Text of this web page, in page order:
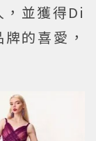
並獲得Di
的喜愛，